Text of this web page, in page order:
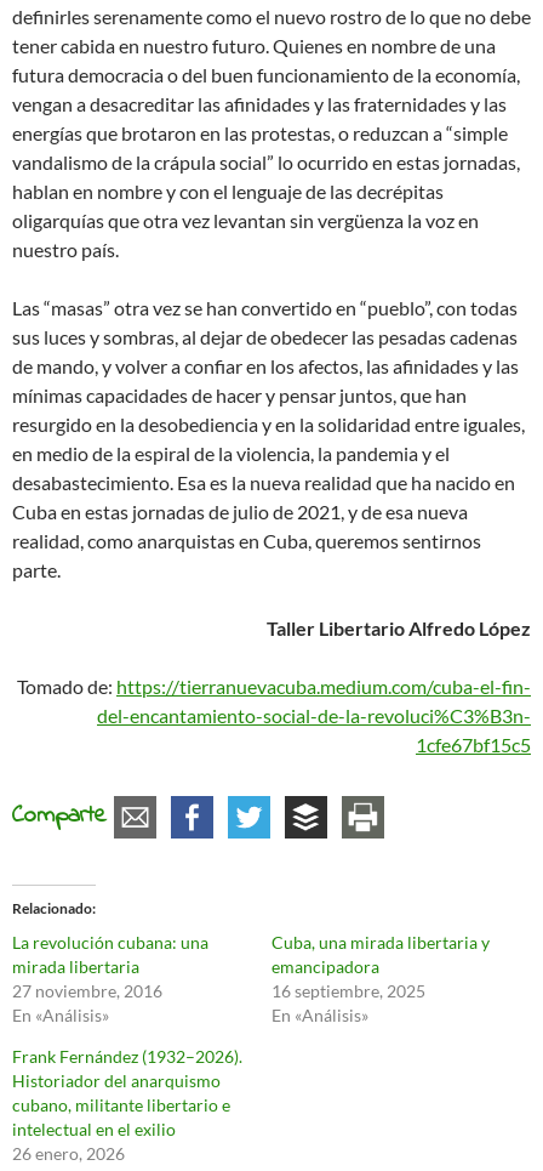
definirles serenamente como el nuevo rostro de lo que no debe
tener cabida en nuestro futuro. Quienes en nombre de una
futura democracia o del buen funcionamiento de la economía,
vengan a desacreditar las afinidades y las fraternidades y las
energías que brotaron en las protestas, o reduzcan a “simple
vandalismo de la crápula social” lo ocurrido en estas jornadas,
hablan en nombre y con el lenguaje de las decrépitas
oligarquías que otra vez levantan sin vergüenza la voz en
nuestro país.
Las “masas” otra vez se han convertido en “pueblo”, con todas
sus luces y sombras, al dejar de obedecer las pesadas cadenas
de mando, y volver a confiar en los afectos, las afinidades y las
mínimas capacidades de hacer y pensar juntos, que han
resurgido en la desobediencia y en la solidaridad entre iguales,
en medio de la espiral de la violencia, la pandemia y el
desabastecimiento. Esa es la nueva realidad que ha nacido en
Cuba en estas jornadas de julio de 2021, y de esa nueva
realidad, como anarquistas en Cuba, queremos sentirnos
parte.
Taller Libertario Alfredo López
Tomado de: https://tierranuevacuba.medium.com/cuba-el-fin-
del-encantamiento-social-de-la-revoluci%C3%B3n-
1cfe67bf15c5
Comparte
Relacionado
La revolución cubana: una
mirada libertaria
27 noviembre, 2016
En «Análisis»
Cuba, una mirada libertaria y
emancipadora
16 septiembre, 2025
En «Análisis»
Frank Fernández (1932–2026).
Historiador del anarquismo
cubano, militante libertario e
intelectual en el exilio
26 enero, 2026